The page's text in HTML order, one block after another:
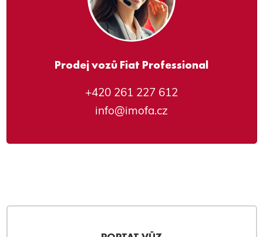
Prodej vozů Fiat Professional
+420 261 227 612
info@imofa.cz